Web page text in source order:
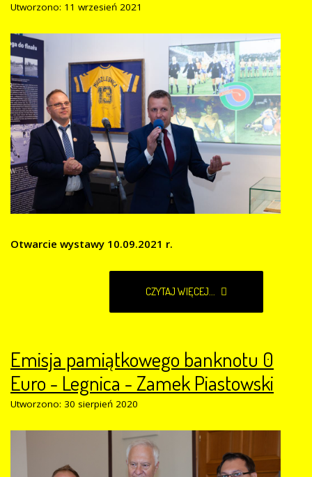
Utworzono: 11 wrzesień 2021
Otwarcie wystawy 10.09.2021 r.
CZYTAJ WIĘCEJ...
Emisja pamiątkowego banknotu 0
Euro - Legnica - Zamek Piastowski
Utworzono: 30 sierpień 2020